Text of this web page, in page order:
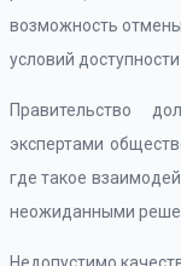
возможность
условий
Правительство
экспертами
где такое
неожиданными